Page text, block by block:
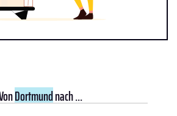
Dortmundnach ...